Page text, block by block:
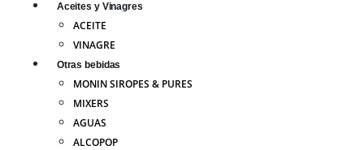
Aceites y Vinagres
ACEITE
VINAGRE
Otras bebidas
MONIN SIROPES & PURES
MIXERS
AGUAS
ALCOPOP